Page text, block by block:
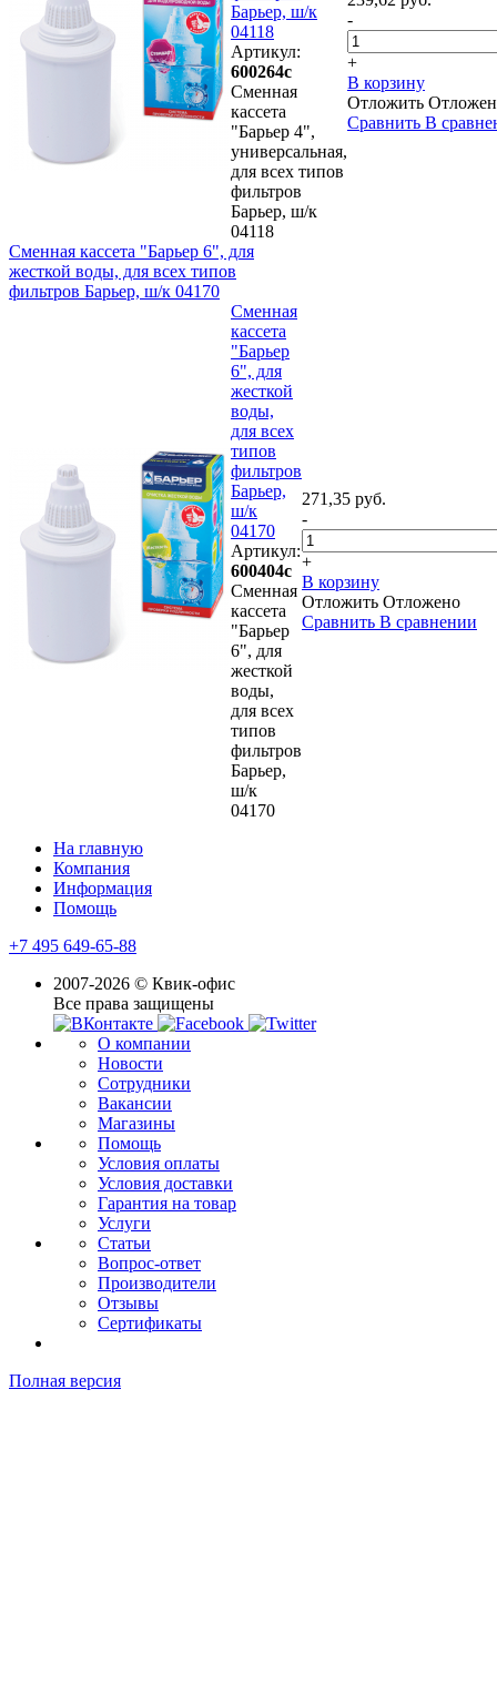
Барьер, ш/к
04118
Артикул:
600264с
Сменная
кассета
"Барьер 4",
универсальная,
для всех типов
фильтров
Барьер, ш/к
04118
-
+
В корзину
Отложить
Сравнить В
Сменная кассета "Барьер 6", для
жесткой воды, для всех типов
фильтров Барьер, ш/к 04170
Сменная
кассета
"Барьер
6", для
жесткой
воды,
для всех
типов
фильтров
Барьер,
ш/к
04170
Артикул:
600404с
Сменная
кассета
"Барьер
6", для
жесткой
воды,
для всех
типов
фильтров
Барьер,
ш/к
04170
271,35 руб.
-
+
В корзину
Отложить Отложено
Сравнить В сравнении
На главную
Компания
Информация
Помощь
+7 495 649-65-88
2007-2026 © Квик-офис
Все права защищены
О компании
Новости
Сотрудники
Вакансии
Магазины
Помощь
Условия оплаты
Условия доставки
Гарантия на товар
Услуги
Статьи
Вопрос-ответ
Производители
Отзывы
Сертификаты
Полная версия